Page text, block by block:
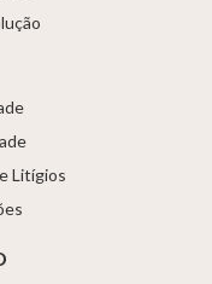
Litígios